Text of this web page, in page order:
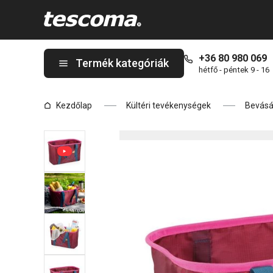
Termék kategóriák +36 80 980 069
hétfő - péntek 9 - 16
Kezdőlap Kültéri tevékenységek